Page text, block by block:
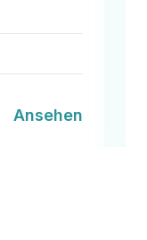
Ansehen